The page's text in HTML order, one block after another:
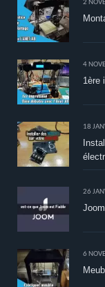
2
4
1ère
18
26
6